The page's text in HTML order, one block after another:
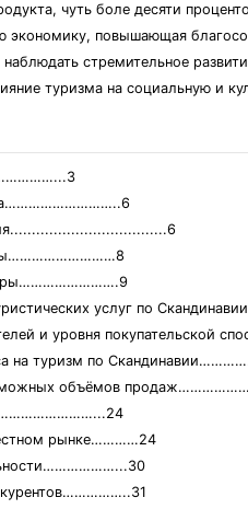
чуть боле десяти
экономику, повышающая
стремительное
туризма на социальную и
туристических услуг по
и уровня
на туризм по
объёмов
рынке…………24